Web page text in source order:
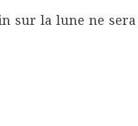
sur la lune ne